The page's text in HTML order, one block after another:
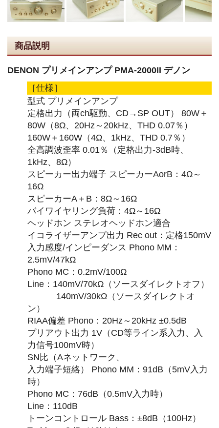
商品説明
DENON プリメインアンプ PMA-2000II デノン
［仕様］
型式 プリメインアンプ
定格出力（両ch駆動、CD→SP OUT） 80W＋
80W（8Ω、20Hz～20kHz、THD 0.07％）
160W＋160W（4Ω、1kHz、THD 0.7％）
全高調波歪率 0.01％（定格出力-3dB時、
1kHz、8Ω）
スピーカー出力端子 スピーカーAorB：4Ω～
16Ω
スピーカーA＋B：8Ω～16Ω
バイワイヤリング負荷：4Ω～16Ω
ヘッドホン ステレオヘッドホン適合
イコライザーアンプ出力 Rec out：定格150mV
入力感度/インピーダンス Phono MM：
2.5mV/47kΩ
Phono MC：0.2mV/100Ω
Line：140mV/70kΩ（ソースダイレクトオフ）
140mV/30kΩ（ソースダイレクトオ
ン）
RIAA偏差 Phono：20Hz～20kHz ±0.5dB
プリアウト出力 1V（CD等ライン系入力、入
力信号100mV時）
SN比（Aネットワーク、
入力端子短絡） Phono MM：91dB（5mV入力
時）
Phono MC：76dB（0.5mV入力時）
Line：110dB
トーンコントロール Bass：±8dB（100Hz）